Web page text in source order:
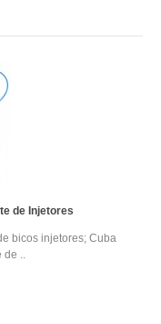
de Injetores
bicos injetores; Cuba
de ..